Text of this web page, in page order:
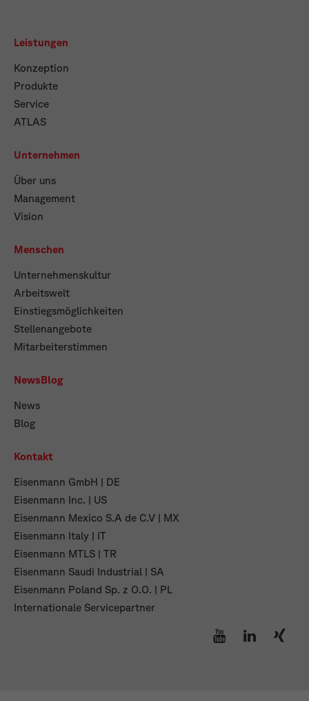
Leistungen
Konzeption
Produkte
Service
ATLAS
Unternehmen
Über uns
Management
Vision
Menschen
Unternehmenskultur
Arbeitswelt
Einstiegsmöglichkeiten
Stellenangebote
Mitarbeiterstimmen
NewsBlog
News
Blog
Kontakt
Eisenmann GmbH | DE
Eisenmann Inc. | US
Eisenmann Mexico S.A de C.V | MX
Eisenmann Italy | IT
Eisenmann MTLS | TR
Eisenmann Saudi Industrial | SA
Eisenmann Poland Sp. z O.O. | PL
Internationale Servicepartner